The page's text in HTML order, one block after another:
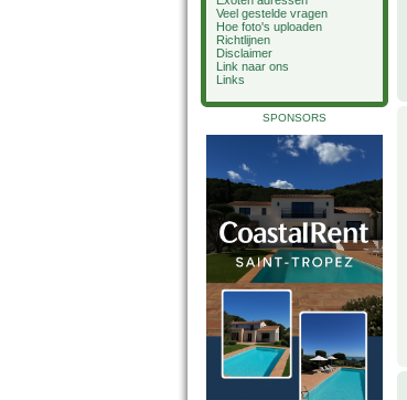
Veel gestelde vragen
Hoe foto's uploaden
Richtlijnen
Disclaimer
Link naar ons
Links
SPONSORS